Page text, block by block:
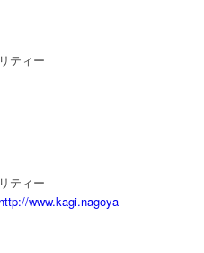
ティー
ティー
http://www.kagi.nagoya